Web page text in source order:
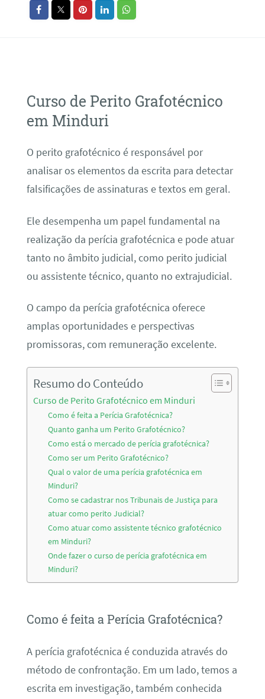
Curso de Perito Grafotécnico
em Minduri
O perito grafotécnico é responsável por
analisar os elementos da escrita para detectar
falsificações de assinaturas e textos em geral.
Ele desempenha um papel fundamental na
realização da perícia grafotécnica e pode atuar
tanto no âmbito judicial, como perito judicial
ou assistente técnico, quanto no extrajudicial.
O campo da perícia grafotécnica oferece
amplas oportunidades e perspectivas
promissoras, com remuneração excelente.
Resumo do Conteúdo
Curso de Perito Grafotécnico em Minduri
Como é feita a Perícia Grafotécnica?
Quanto ganha um Perito Grafotécnico?
Como está o mercado de perícia grafotécnica?
Como ser um Perito Grafotécnico?
Qual o valor de uma perícia grafotécnica em
Minduri?
Como se cadastrar nos Tribunais de Justiça para
atuar como perito Judicial?
Como atuar como assistente técnico grafotécnico
em Minduri?
Onde fazer o curso de perícia grafotécnica em
Minduri?
Como é feita a Perícia Grafotécnica?
A perícia grafotécnica é conduzida através do
método de confrontação. Em um lado, temos a
escrita em investigação, também conhecida